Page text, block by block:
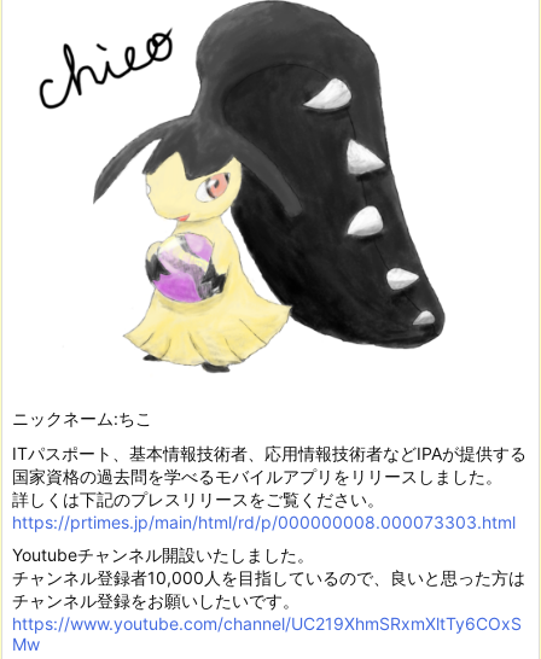
ニックネーム:ちこ
ITパスポート、基本情報技術者、応用情報技術者などIPAが提供する
国家資格の過去問を学べるモバイルアプリをリリースしました。
詳しくは下記のプレスリリースをご覧ください。
https://prtimes.jp/main/html/rd/p/000000008.000073303.html
Youtubeチャンネル開設いたしました。
チャンネル登録者10,000人を目指しているので、良いと思った方は
チャンネル登録をお願いしたいです。
https://www.youtube.com/channel/UC219XhmSRxmXltTy6COxS
Mw